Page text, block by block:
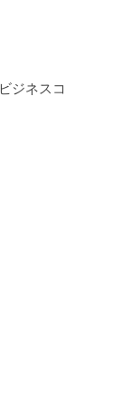
ジネスコ